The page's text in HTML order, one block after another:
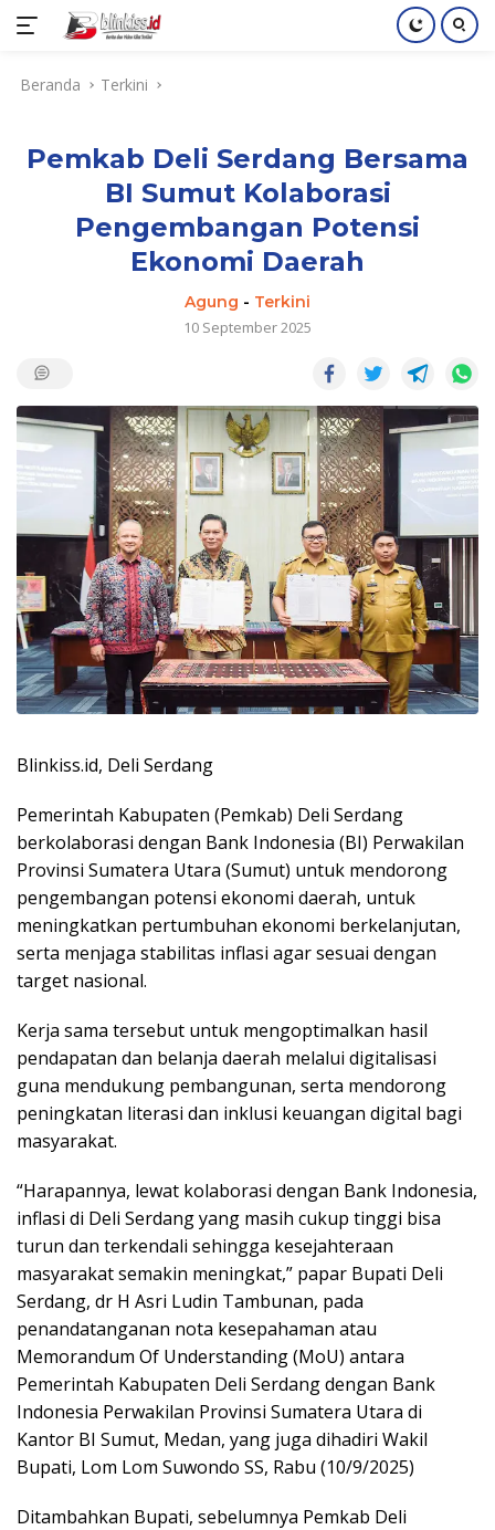
Beranda Terkini
Pemkab Deli Serdang Bersama
BI Sumut Kolaborasi
Pengembangan Potensi
Ekonomi Daerah
Agung - Terkini
10 September 2025
Blinkiss.id, Deli Serdang
Pemerintah Kabupaten (Pemkab) Deli Serdang
berkolaborasi dengan Bank Indonesia (BI) Perwakilan
Provinsi Sumatera Utara (Sumut) untuk mendorong
pengembangan potensi ekonomi daerah, untuk
meningkatkan pertumbuhan ekonomi berkelanjutan,
serta menjaga stabilitas inflasi agar sesuai dengan
target nasional.
Kerja sama tersebut untuk mengoptimalkan hasil
pendapatan dan belanja daerah melalui digitalisasi
guna mendukung pembangunan, serta mendorong
peningkatan literasi dan inklusi keuangan digital bagi
masyarakat.
“Harapannya, lewat kolaborasi dengan Bank Indonesia,
inflasi di Deli Serdang yang masih cukup tinggi bisa
turun dan terkendali sehingga kesejahteraan
masyarakat semakin meningkat,” papar Bupati Deli
Serdang, dr H Asri Ludin Tambunan, pada
penandatanganan nota kesepahaman atau
Memorandum Of Understanding (MoU) antara
Pemerintah Kabupaten Deli Serdang dengan Bank
Indonesia Perwakilan Provinsi Sumatera Utara di
Kantor BI Sumut, Medan, yang juga dihadiri Wakil
Bupati, Lom Lom Suwondo SS, Rabu (10/9/2025)
Ditambahkan Bupati, sebelumnya Pemkab Deli